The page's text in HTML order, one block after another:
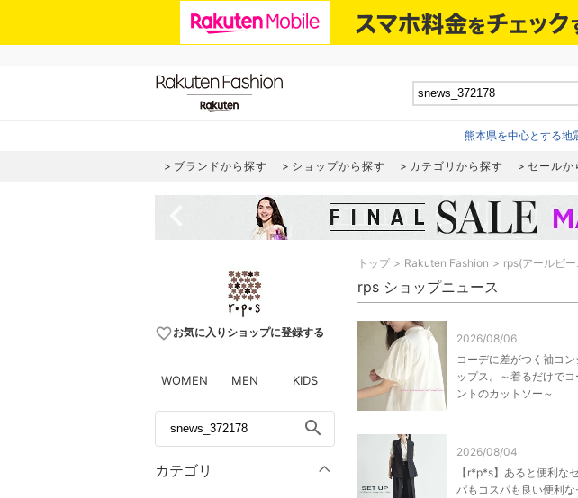
熊本県を中心とする地
ブランドから探す ショップから探す カテゴリから探す セールか
favorite_borderお気に入りショップに登録する
WOMEN MEN KIDS
search
カテゴリ
トップ Rakuten Fashion rps(アールピ
rps ショップニュース
2026/08/06
コーデに差がつく袖コ
ップス。～着るだけで
ントのカットソー～
2026/08/04
【r*p*s】あると便利な
パもコスパも良い便利